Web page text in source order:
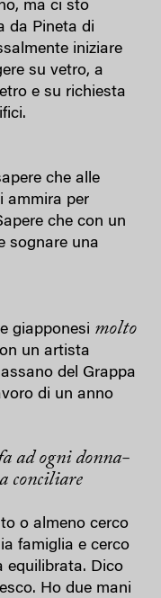
ma ci sto
da Pineta di
iniziare
su vetro, a
e su richiesta
che alle
ammira per
che con un
sognare una
giapponesi molto
un artista
del Grappa
di un anno
ad ogni donna-
conciliare
o almeno cerco
famiglia e cerco
equilibrata. Dico
Ho due mani